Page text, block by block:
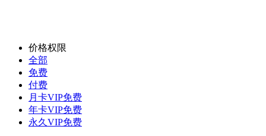
价格权限
全部
免费
付费
月卡VIP免费
年卡VIP免费
永久VIP免费